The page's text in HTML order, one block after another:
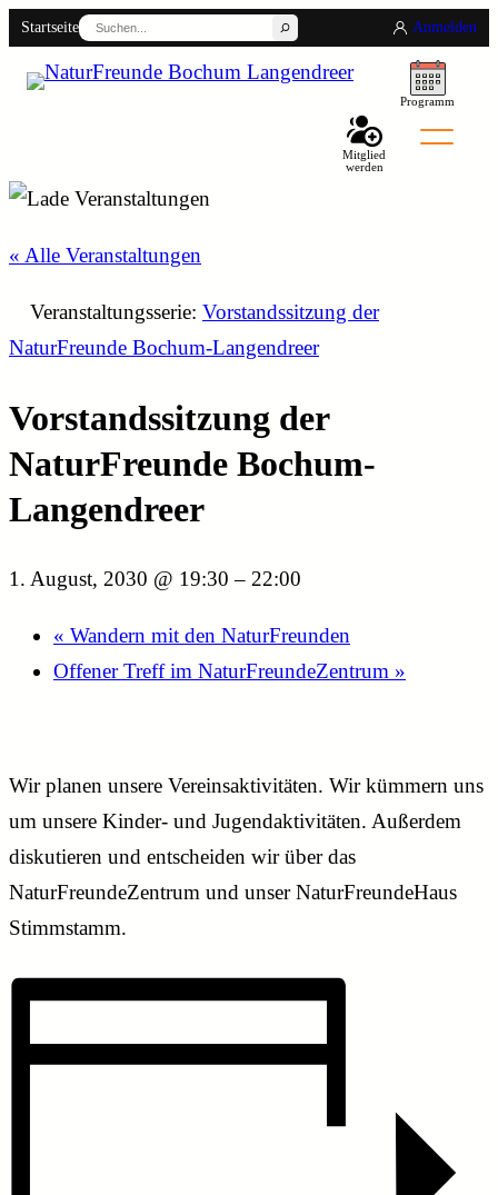
Startseite
Suchen
Anmelden
Programm
Mitglied
werden
« Alle Veranstaltungen
Veranstaltungsserie: Vorstandssitzung der
NaturFreunde Bochum-Langendreer
Vorstandssitzung der
NaturFreunde Bochum-
Langendreer
1. August, 2030 @ 19:30 – 22:00
« Wandern mit den NaturFreunden
Offener Treff im NaturFreundeZentrum »
Wir planen unsere Vereinsaktivitäten. Wir kümmern uns
um unsere Kinder- und Jugendaktivitäten. Außerdem
diskutieren und entscheiden wir über das
NaturFreundeZentrum und unser NaturFreundeHaus
Stimmstamm.